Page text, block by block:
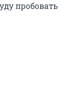
пробовать